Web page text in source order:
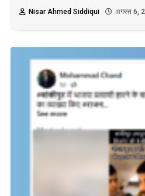
Nisar Ahmed Siddiqui
अगस्त 6,